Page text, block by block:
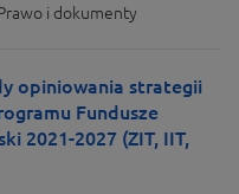
i dokumenty
opiniowania strategii
Fundusze
2021-2027 (ZIT, IIT,